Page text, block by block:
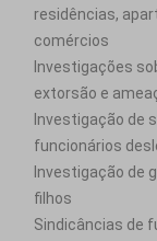
residências,
comércios
Investigações
extorsão e
Investigação de
funcionários
Investigação de
filhos
Sindicâncias de